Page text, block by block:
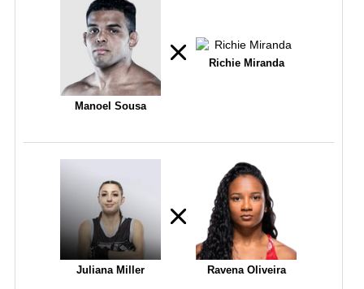
Manoel Sousa
Richie Miranda
Juliana Miller Ravena Oliveira